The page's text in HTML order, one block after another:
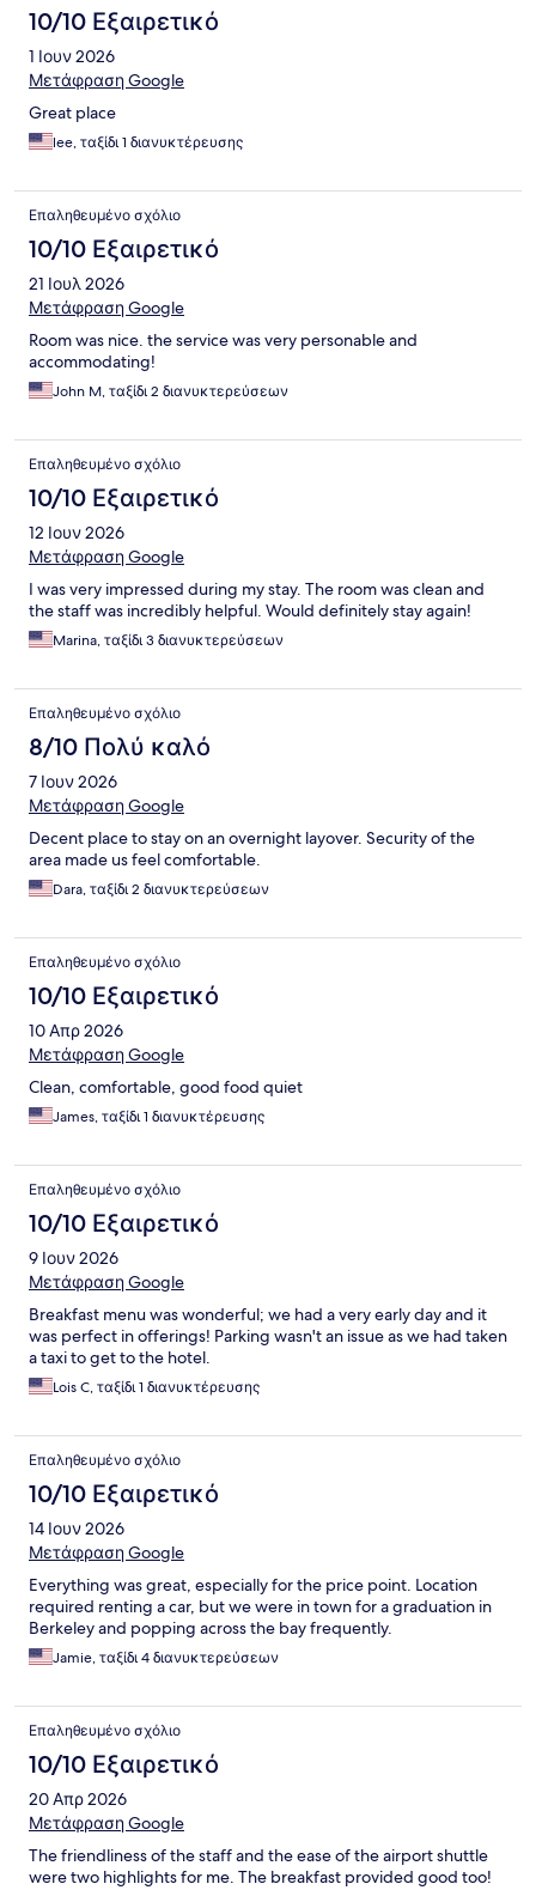
10/10 Εξαιρετικό
1 Ιουν 2026
Μετάφραση Google
Great place
lee, ταξίδι 1 διανυκτέρευσης
Επαληθευμένο σχόλιο
10/10 Εξαιρετικό
21 Ιουλ 2026
Μετάφραση Google
Room was nice. the service was very personable and
accommodating!
John M, ταξίδι 2 διανυκτερεύσεων
Επαληθευμένο σχόλιο
10/10 Εξαιρετικό
12 Ιουν 2026
Μετάφραση Google
I was very impressed during my stay. The room was clean and
the staff was incredibly helpful. Would definitely stay again!
Marina, ταξίδι 3 διανυκτερεύσεων
Επαληθευμένο σχόλιο
8/10 Πολύ καλό
7 Ιουν 2026
Μετάφραση Google
Decent place to stay on an overnight layover. Security of the
area made us feel comfortable.
Dara, ταξίδι 2 διανυκτερεύσεων
Επαληθευμένο σχόλιο
10/10 Εξαιρετικό
10 Απρ 2026
Μετάφραση Google
Clean, comfortable, good food quiet
James, ταξίδι 1 διανυκτέρευσης
Επαληθευμένο σχόλιο
10/10 Εξαιρετικό
9 Ιουν 2026
Μετάφραση Google
Breakfast menu was wonderful; we had a very early day and it
was perfect in offerings! Parking wasn't an issue as we had taken
a taxi to get to the hotel.
Lois C, ταξίδι 1 διανυκτέρευσης
Επαληθευμένο σχόλιο
10/10 Εξαιρετικό
14 Ιουν 2026
Μετάφραση Google
Everything was great, especially for the price point. Location
required renting a car, but we were in town for a graduation in
Berkeley and popping across the bay frequently.
Jamie, ταξίδι 4 διανυκτερεύσεων
Επαληθευμένο σχόλιο
10/10 Εξαιρετικό
20 Απρ 2026
Μετάφραση Google
The friendliness of the staff and the ease of the airport shuttle
were two highlights for me. The breakfast provided good too!